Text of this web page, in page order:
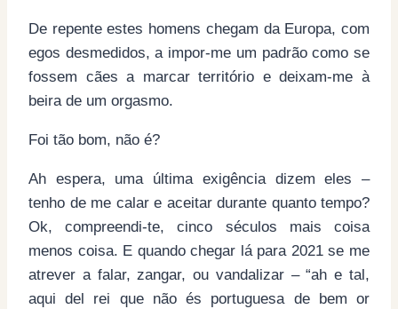
De repente estes homens chegam da Europa, com
egos desmedidos, a impor-me um padrão como se
fossem cães a marcar território e deixam-me à
beira de um orgasmo.
Foi tão bom, não é?
Ah espera, uma última exigência dizem eles –
tenho de me calar e aceitar durante quanto tempo?
Ok, compreendi-te, cinco séculos mais coisa
menos coisa. E quando chegar lá para 2021 se me
atrever a falar, zangar, ou vandalizar – “ah e tal,
aqui del rei que não és portuguesa de bem or